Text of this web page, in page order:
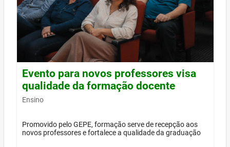
Evento para novos professores visa
qualidade da formação docente
Ensino
Promovido pelo GEPE, formação serve de recepção aos
novos professores e fortalece a qualidade da graduação